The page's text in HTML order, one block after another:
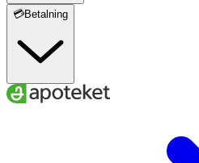
💳Betalning